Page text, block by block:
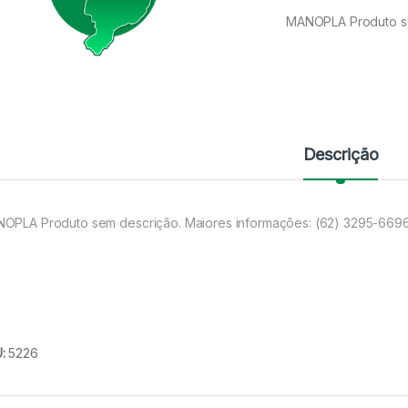
MANOPLA Produto
Descrição
Produto sem descrição. Maiores informações: (62) 3295-
5226